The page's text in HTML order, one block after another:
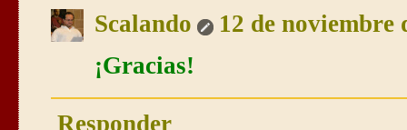
Scalando
12 de noviembre
¡Gracias!
Responder